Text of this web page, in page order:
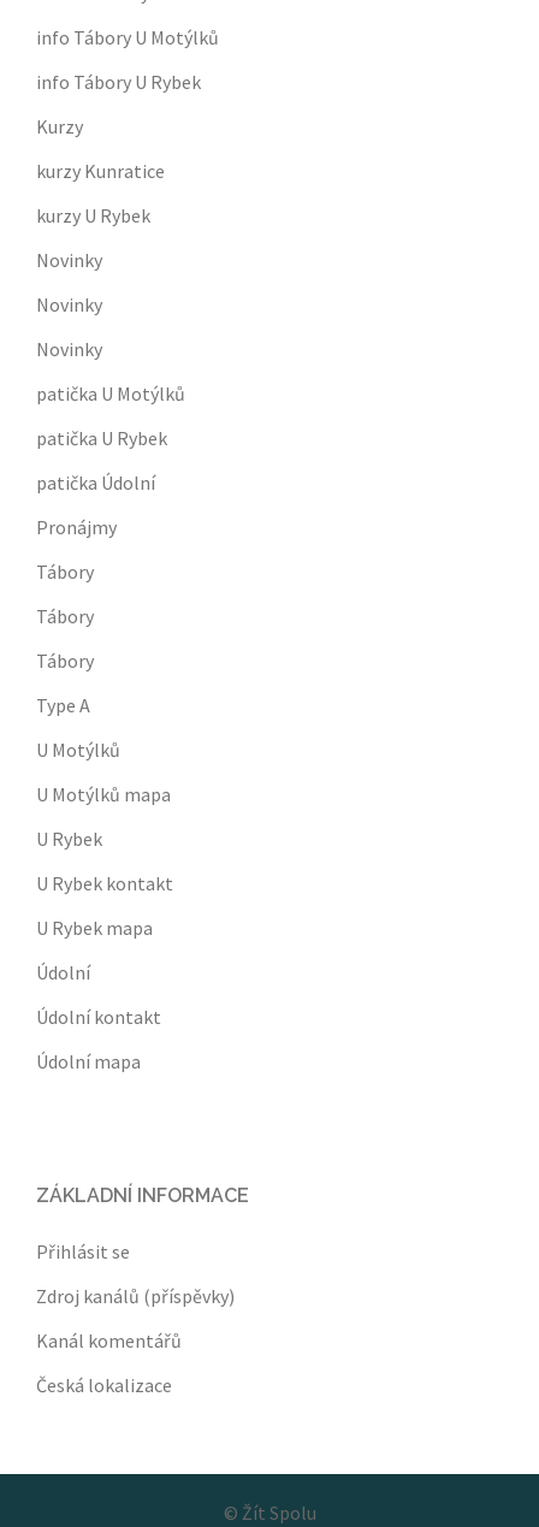
info Tábory U Motýlků
info Tábory U Rybek
Kurzy
kurzy Kunratice
kurzy U Rybek
Novinky
Novinky
Novinky
patička U Motýlků
patička U Rybek
patička Údolní
Pronájmy
Tábory
Tábory
Tábory
Type A
U Motýlků
U Motýlků mapa
U Rybek
U Rybek kontakt
U Rybek mapa
Údolní
Údolní kontakt
Údolní mapa
ZÁKLADNÍ INFORMACE
Přihlásit se
Zdroj kanálů (příspěvky)
Kanál komentářů
Česká lokalizace
© Žít Spolu